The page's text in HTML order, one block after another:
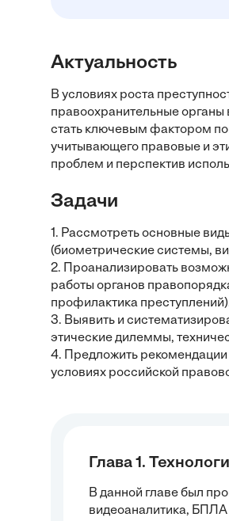
Актуальность
В условиях роста
правоохранительные органы
стать ключевым фактором
учитывающего правовые и
проблем и перспектив
Задачи
1. Рассмотреть основные
(биометрические системы,
2. Проанализировать
работы органов
профилактика
3. Выявить и
этические дилеммы,
4. Предложить
условиях российской
Глава 1.
В данной главе был
видеоаналитика,